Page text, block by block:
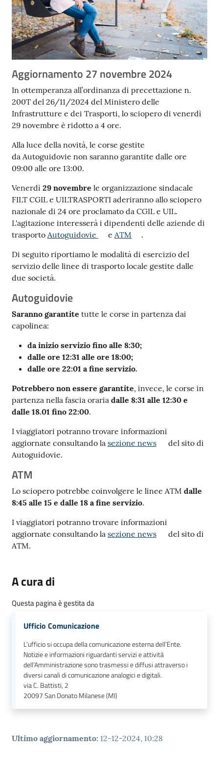
Aggiornamento 27 novembre 2024
In ottemperanza all’ordinanza di precettazione n.
200T del 26/11/2024 del Ministero delle
Infrastrutture e dei Trasporti, lo sciopero di venerdì
29 novembre è ridotto a 4 ore.
Alla luce della novità, le corse gestite
da Autoguidovie non saranno garantite dalle ore
09:00 alle ore 13:00.
Venerdì 29 novembre le organizzazione sindacale
FILT CGIL e UILTRASPORTI aderiranno allo sciopero
nazionale di 24 ore proclamato da CGIL e UIL.
L'agitazione interesserà i dipendenti delle aziende di
trasporto Autoguidovie e ATM
.
Di seguito riportiamo le modalità di esercizio del
servizio delle linee di trasporto locale gestite dalle
due società.
Autoguidovie
Saranno garantite tutte le corse in partenza dai
capolinea:
da inizio servizio fino alle 8:30;
dalle ore 12:31 alle ore 18:00;
dalle ore 22:01 a fine servizio.
Potrebbero non essere garantite, invece, le corse in
partenza nella fascia oraria dalle 8:31 alle 12:30 e
dalle 18.01 fino 22:00.
I viaggiatori potranno trovare informazioni
aggiornate consultando la sezione news
del sito di
Autoguidovie.
ATM
Lo sciopero potrebbe coinvolgere le linee ATM dalle
8:45 alle 15 e dalle 18 a fine servizio.
I viaggiatori potranno trovare informazioni
aggiornate consultando la sezione news
del sito di
ATM.
A cura di
Questa pagina è gestita da
Ufficio Comunicazione
L’ufficio si occupa della comunicazione esterna dell’Ente.
Notizie e informazioni riguardanti servizi e attività
dell’Amministrazione sono trasmessi e diffusi attraverso i
diversi canali di comunicazione analogici e digitali.
via C. Battisti, 2
20097San Donato Milanese (MI)
Ultimo aggiornamento: 12-12-2024, 10:28